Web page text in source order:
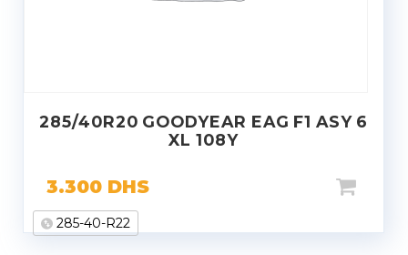
285/40R20 GOODYEAR EAG F1 ASY 6
XL 108Y
3.300 DHS
285-40-R22